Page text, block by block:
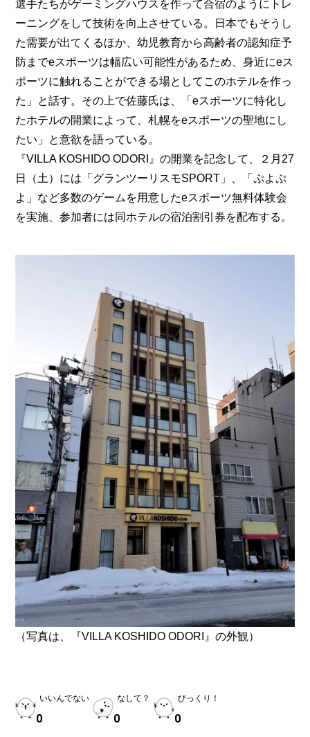
選手たちがゲーミングハウスを作って合宿のようにトレ
ーニングをして技術を向上させている。日本でもそうし
た需要が出てくるほか、幼児教育から高齢者の認知症予
防までeスポーツは幅広い可能性があるため、身近にeス
ポーツに触れることができる場としてこのホテルを作っ
た」と話す。その上で佐藤氏は、「eスポーツに特化し
たホテルの開業によって、札幌をeスポーツの聖地にし
たい」と意欲を語っている。
『VILLA KOSHIDO ODORI』の開業を記念して、２月27
日（土）には「グランツーリスモSPORT」、「ぷよぷ
よ」など多数のゲームを用意したeスポーツ無料体験会
を実施、参加者には同ホテルの宿泊割引券を配布する。
（写真は、『VILLA KOSHIDO ODORI』の外観）
いいんでない
0
なして？
0
びっくり！
0